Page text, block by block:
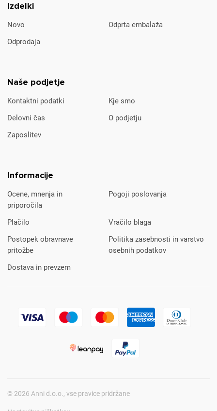
Izdelki
Novo
Odprta embalaža
Odprodaja
Naše podjetje
Kontaktni podatki
Kje smo
Delovni čas
O podjetju
Zaposlitev
Informacije
Ocene, mnenja in
priporočila
Pogoji poslovanja
Plačilo
Vračilo blaga
Postopek obravnave
pritožbe
Politika zasebnosti in varstvo
osebnih podatkov
Dostava in prevzem
© 2026 Anni d.o.o., vse pravice pridržane